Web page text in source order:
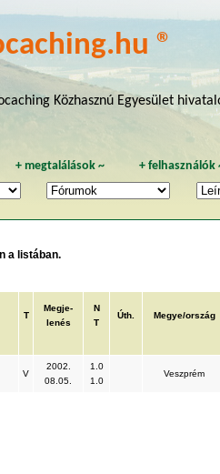
®
Közhasznú Egyesület
+ megtalálások~ +felhasználók
a listában.
T
Megje-
lenés
N
T
Úth. Megye/ország
V
2002.
08.05.
1.0
1.0
Veszprém